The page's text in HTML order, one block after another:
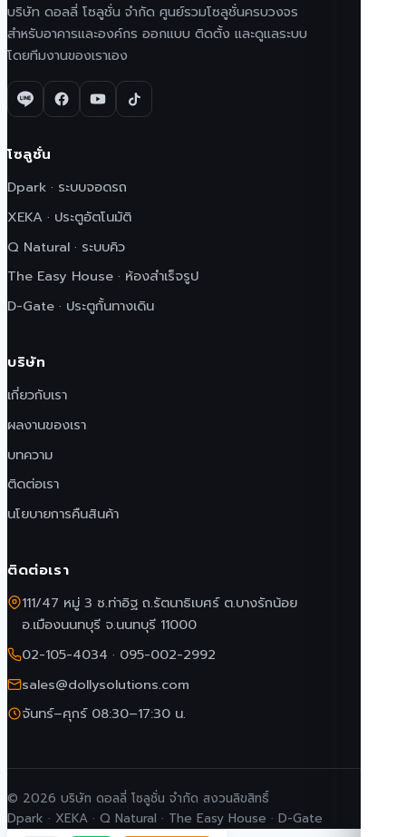
บริษัท ดอลลี่ โซลูชั่น จำกัด ศูนย์รวมโซลูชั่นครบวงจร
สำหรับอาคารและองค์กร ออกแบบ ติดตั้ง และดูแลระบบ
โดยทีมงานของเราเอง
โซลูชั่น
Dpark · ระบบจอดรถ
XEKA · ประตูอัตโนมัติ
Q Natural · ระบบคิว
The Easy House · ห้องสำเร็จรูป
D-Gate · ประตูกั้นทางเดิน
บริษัท
เกี่ยวกับเรา
ผลงานของเรา
บทความ
ติดต่อเรา
นโยบายการคืนสินค้า
ติดต่อเรา
111/47 หมู่ 3 ซ.ท่าอิฐ ถ.รัตนาธิเบศร์ ต.บางรักน้อย
อ.เมืองนนทบุรี จ.นนทบุรี 11000
02-105-4034 · 095-002-2992
sales@dollysolutions.com
จันทร์–ศุกร์ 08:30–17:30 น.
© 2026 บริษัท ดอลลี่ โซลูชั่น จำกัด สงวนลิขสิทธิ์
Dpark · XEKA · Q Natural · The Easy House · D-Gate